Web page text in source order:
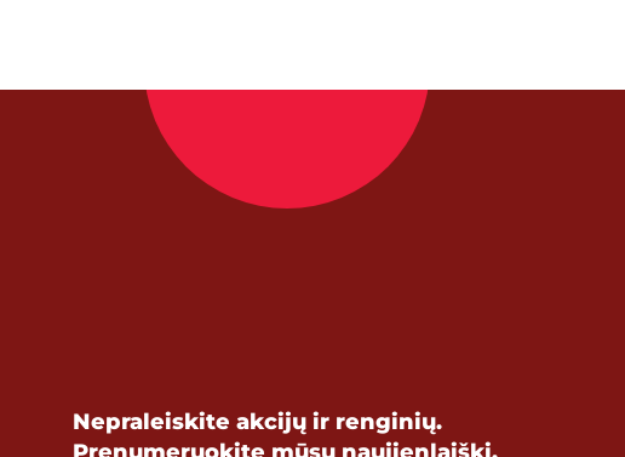
Nepraleiskite akcijų ir renginių.
Prenumeruokite mūsų naujienlaiškį.